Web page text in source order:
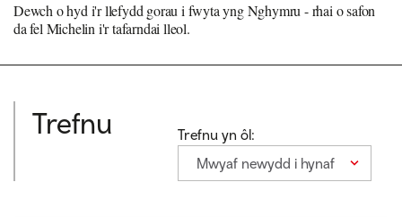
Dewch o hyd i'r llefydd gorau i fwyta yng Nghymru - rhai o safon
da fel Michelin i'r tafarndai lleol.
Trefnu
Trefnu yn ôl:
Mwyaf newydd i hynaf